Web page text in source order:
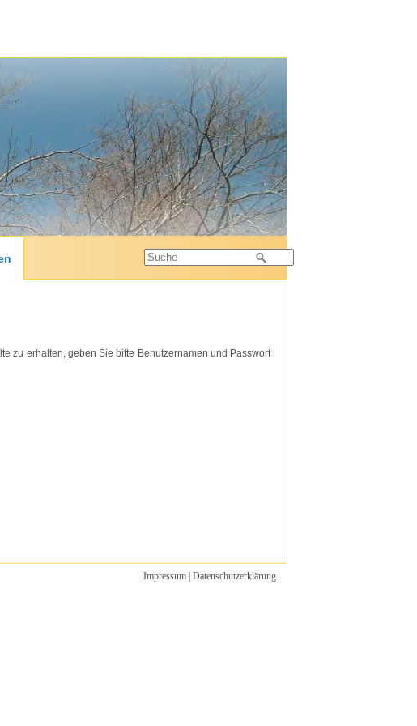
zu erhalten, geben Sie bitte Benutzernamen und Passwort
Impressum Datenschutzerklärung